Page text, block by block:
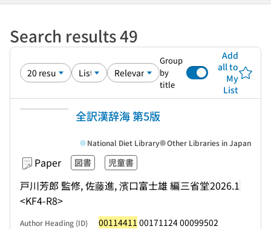
Search results 49
Group
by
title
Add
all to
My
List
全訳漢辞海 第5版
Paper 図書 児童書
戸川芳郎 監修, 佐藤進, 濱口富士雄 編三省堂2026.1
<KF4-R8>
National Diet Library Other Libraries in Japan
Author Heading (ID) 00114411 00171124 00099502